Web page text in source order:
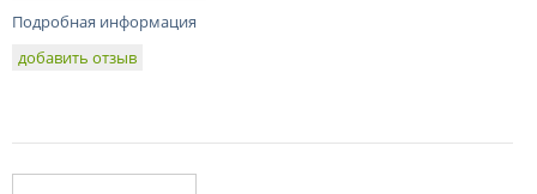
Подробная информация
добавить отзыв